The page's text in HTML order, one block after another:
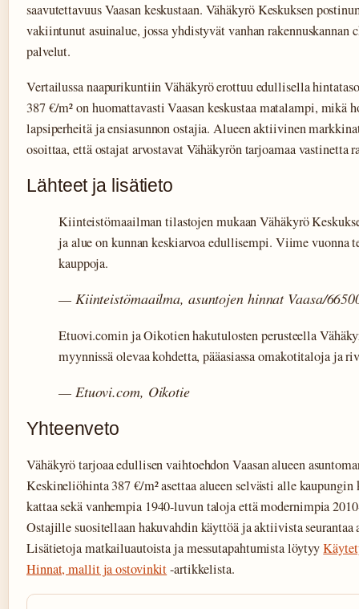
saavutettavuus Vaasan keskustaan. Vähäkyrö Keskuksen
vakiintunut asuinalue, jossa yhdistyvät vanhan rakennuskannan
palvelut.
Vertailussa naapurikuntiin Vähäkyrö erottuu edullisella
387 €/m² on huomattavasti Vaasan keskustaa matalampi, mikä
lapsiperheitä ja ensiasunnon ostajia. Alueen aktiivinen
osoittaa, että ostajat arvostavat Vähäkyrön tarjoamaa vastinetta
Lähteet ja lisätieto
Kiinteistömaailman tilastojen mukaan Vähäkyrö
ja alue on kunnan keskiarvoa edullisempi. Viime vuonna
kauppoja.
— Kiinteistömaailma, asuntojen hinnat Vaasa/
Etuovi.comin ja Oikotien hakutulosten perusteella
myynnissä olevaa kohdetta, pääasiassa omakotitaloja ja
— Etuovi.com, Oikotie
Yhteenveto
Vähäkyrö tarjoaa edullisen vaihtoehdon Vaasan alueen
Keskineliöhinta 387 €/m² asettaa alueen selvästi alle
kattaa sekä vanhempia 1940-luvun taloja että modernimpia
Ostajille suositellaan hakuvahdin käyttöä ja aktiivista seurantaa
Lisätietoja matkailuautoista ja messutapahtumista löytyy
Hinnat, mallit ja ostovinkit-artikkelista.